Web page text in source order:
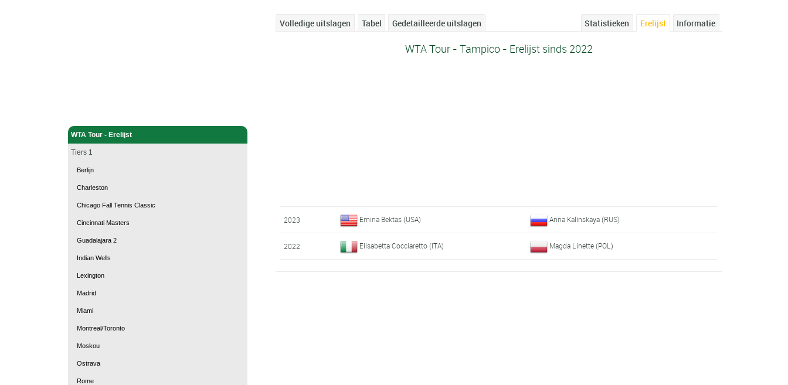
WTA Tour - Erelijst
Tiers 1
Berlijn
Charleston
Chicago Fall Tennis Classic
Cincinnati Masters
Guadalajara 2
Indian Wells
Lexington
Madrid
Miami
Montreal/Toronto
Moskou
Ostrava
Rome
Volledige uitslagen Tabel Gedetailleerde uitslagen Informatie
Erelijst
Statistieken
WTA Tour - Tampico - Erelijst sinds 2022
2023 Emina Bektas (USA) Anna Kalinskaya (RUS)
2022 Elisabetta Cocciaretto (ITA) Magda Linette (POL)